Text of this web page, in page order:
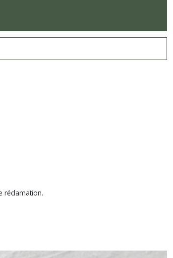
réclamation.